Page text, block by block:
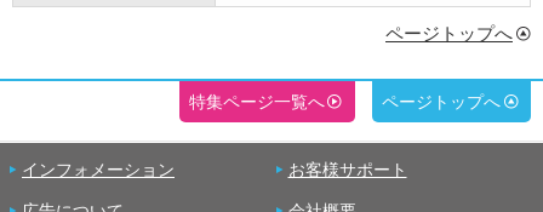
ページトップへ
特集ページ一覧へ ページトップへ
インフォメーション お客様サポート